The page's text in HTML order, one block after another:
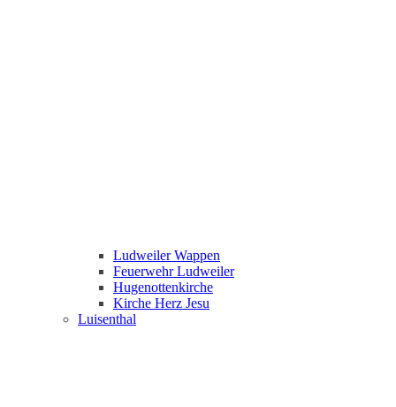
Ludweiler Wappen
Feuerwehr Ludweiler
Hugenottenkirche
Kirche Herz Jesu
Luisenthal